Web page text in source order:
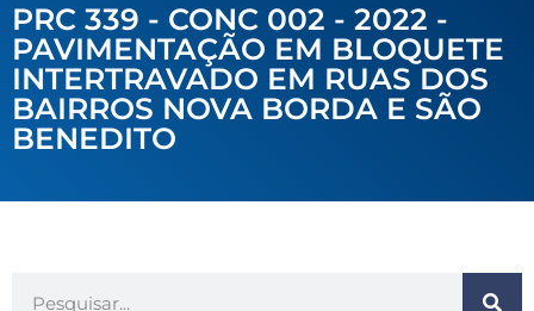
PRC 339 - CONC 002 - 2022 -
PAVIMENTAÇÃO EM BLOQUETE
INTERTRAVADO EM RUAS DOS
BAIRROS NOVA BORDA E SÃO
BENEDITO